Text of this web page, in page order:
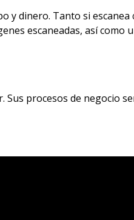
dinero. Tanto si escanea
escaneadas, así como
procesos de negocio